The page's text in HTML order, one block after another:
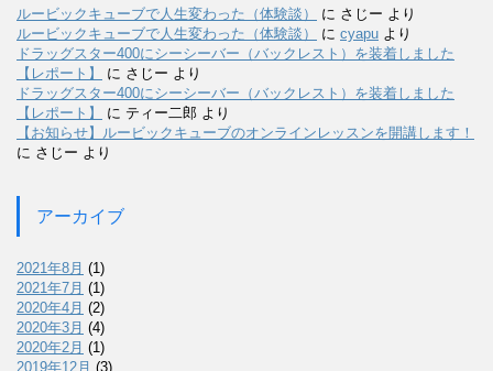
ルービックキューブで人生変わった（体験談） に さじー より
ルービックキューブで人生変わった（体験談）
に cyapu より
ドラッグスター400にシーシーバー（バックレスト）を装着しました
【レポート】
に さじー より
ドラッグスター400にシーシーバー（バックレスト）を装着しました
【レポート】
に ティー二郎 より
【お知らせ】ルービックキューブのオンラインレッスンを開講します！
に さじー より
アーカイブ
2021年8月 (1)
2021年7月 (1)
2020年4月 (2)
2020年3月 (4)
2020年2月 (1)
2019年12月 (3)